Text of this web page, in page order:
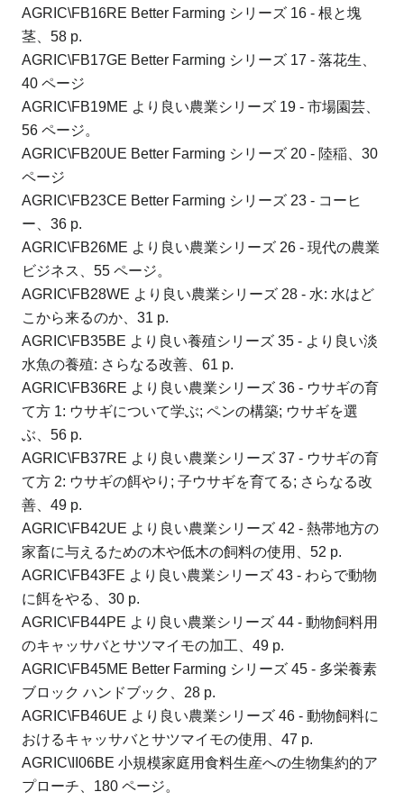
AGRIC\FB16RE Better Farming シリーズ 16 - 根と塊
茎、58 p.
AGRIC\FB17GE Better Farming シリーズ 17 - 落花生、
40 ページ
AGRIC\FB19ME より良い農業シリーズ 19 - 市場園芸、
56 ページ。
AGRIC\FB20UE Better Farming シリーズ 20 - 陸稲、30
ページ
AGRIC\FB23CE Better Farming シリーズ 23 - コーヒ
ー、36 p.
AGRIC\FB26ME より良い農業シリーズ 26 - 現代の農業
ビジネス、55 ページ。
AGRIC\FB28WE より良い農業シリーズ 28 - 水: 水はど
こから来るのか、31 p.
AGRIC\FB35BE より良い養殖シリーズ 35 - より良い淡
水魚の養殖: さらなる改善、61 p.
AGRIC\FB36RE より良い農業シリーズ 36 - ウサギの育
て方 1: ウサギについて学ぶ; ペンの構築; ウサギを選
ぶ、56 p.
AGRIC\FB37RE より良い農業シリーズ 37 - ウサギの育
て方 2: ウサギの餌やり; 子ウサギを育てる; さらなる改
善、49 p.
AGRIC\FB42UE より良い農業シリーズ 42 - 熱帯地方の
家畜に与えるための木や低木の飼料の使用、52 p.
AGRIC\FB43FE より良い農業シリーズ 43 - わらで動物
に餌をやる、30 p.
AGRIC\FB44PE より良い農業シリーズ 44 - 動物飼料用
のキャッサバとサツマイモの加工、49 p.
AGRIC\FB45ME Better Farming シリーズ 45 - 多栄養素
ブロック ハンドブック、28 p.
AGRIC\FB46UE より良い農業シリーズ 46 - 動物飼料に
おけるキャッサバとサツマイモの使用、47 p.
AGRIC\II06BE 小規模家庭用食料生産への生物集約的ア
プローチ、180 ページ。